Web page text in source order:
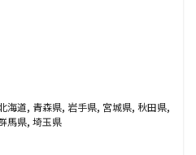
海道, 青森県, 岩手県, 宮城県, 秋田県,
馬県, 埼玉県